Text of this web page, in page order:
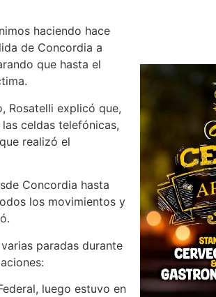
haciendo hace
de Concordia a
que hasta el
Rosatelli explicó que,
celdas telefónicas,
realizó el
Concordia hasta
los movimientos y
paradas durante
luego estuvo en